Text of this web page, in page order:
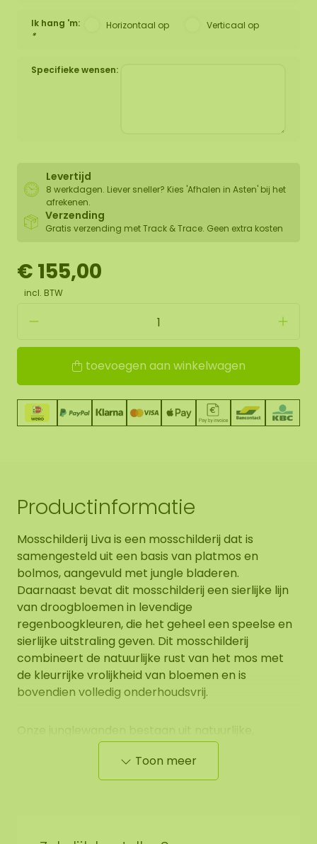
Ik hang 'm:
*
Horizontaal op Verticaal op
Specifieke wensen:
Levertijd
8 werkdagen. Liever sneller? Kies 'Afhalen in Asten' bij het
afrekenen.
Verzending
Gratis verzending met Track & Trace. Geen extra kosten
€ 155,00
incl. BTW
toevoegen aan winkelwagen
Productinformatie
Mosschilderij Liva is een mosschilderij dat is
samengesteld uit een basis van platmos en
bolmos, aangevuld met jungle bladeren.
Daarnaast bevat dit mosschilderij een sierlijke lijn
van droogbloemen in levendige
regenboogkleuren, die het geheel een speelse en
sierlijke uitstraling geven. Dit mosschilderij
combineert de natuurlijke rust van het mos met
de kleurrijke vrolijkheid van bloemen en is
bovendien volledig onderhoudsvrij.
geconserveerde materialen. Door schommelingen
in luchtvochtigheid, temperatuur en ventilatie
kunnen bladeren tijdelijk vocht aantrekken en in
Toon meer